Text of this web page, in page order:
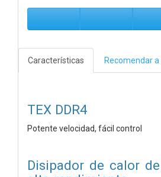
Características Recomendar
TEX DDR4
Potente velocidad, fácil control
Disipador de calor